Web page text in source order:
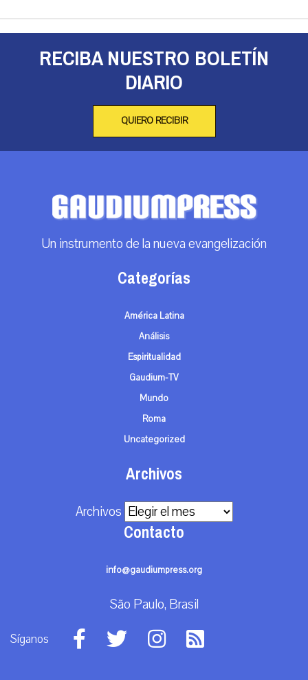
RECIBA NUESTRO BOLETÍN
DIARIO
QUIERO RECIBIR
Un instrumento de la nueva evangelización
Categorías
América Latina
Análisis
Espiritualidad
Gaudium-TV
Mundo
Roma
Uncategorized
Archivos
Archivos
Contacto
info@gaudiumpress.org
São Paulo, Brasil
Síganos